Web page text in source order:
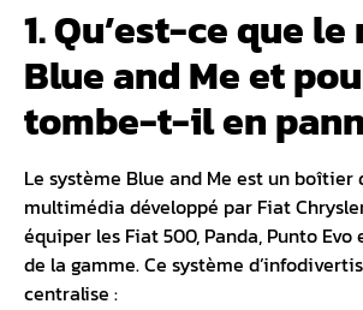
1. Qu’est-ce que
Blue and Me et
tombe-t-il en
Le système Blue and Me est un boîtier
multimédia développé par Fiat
équiper les Fiat 500, Panda, Punto
de la gamme. Ce système
centralise :